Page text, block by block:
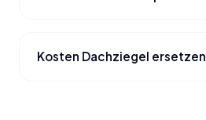
Kosten Dachziegel ersetzen